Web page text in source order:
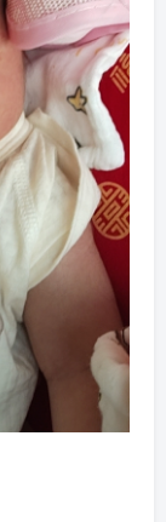
太恶心了。你
出来，对
你，从中找
着做着就开